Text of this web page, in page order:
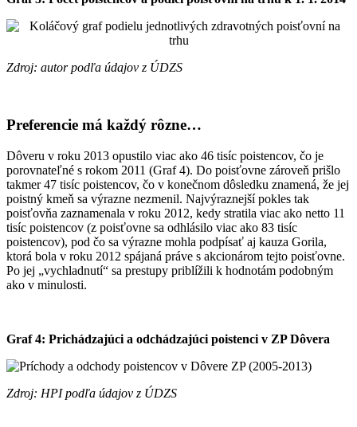
Zdroj: autor podľa údajov z ÚDZS
Preferencie má každý rôzne…
Dôveru v roku 2013 opustilo viac ako 46 tisíc poistencov, čo je
porovnateľné s rokom 2011 (Graf 4). Do poisťovne zároveň prišlo
takmer 47 tisíc poistencov, čo v konečnom dôsledku znamená, že jej
poistný kmeň sa výrazne nezmenil. Najvýraznejší pokles tak
poisťovňa zaznamenala v roku 2012, kedy stratila viac ako netto 11
tisíc poistencov (z poisťovne sa odhlásilo viac ako 83 tisíc
poistencov), pod čo sa výrazne mohla podpísať aj kauza Gorila,
ktorá bola v roku 2012 spájaná práve s akcionárom tejto poisťovne.
Po jej „vychladnutí“ sa prestupy priblížili k hodnotám podobným
ako v minulosti.
Graf 4: Prichádzajúci a odchádzajúci poistenci v ZP Dôvera
Zdroj: HPI podľa údajov z ÚDZS